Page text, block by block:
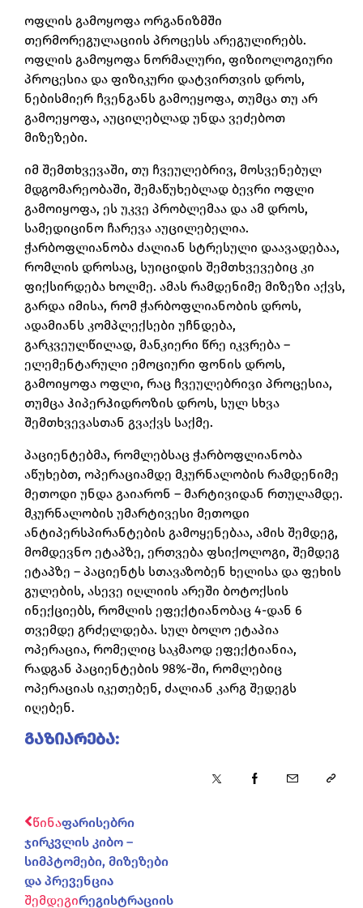
ოფლის გამოყოფა ორგანიზმში
თერმორეგულაციის პროცესს არეგულირებს.
ოფლის გამოყოფა ნორმალური, ფიზიოლოგიური
პროცესია და ფიზიკური დატვირთვის დროს,
ნებისმიერ ჩვენგანს გამოეყოფა, თუმცა თუ არ
გამოეყოფა, აუცილებლად უნდა ვეძებოთ
მიზეზები.
იმ შემთხვევაში, თუ ჩვეულებრივ, მოსვენებულ
მდგომარეობაში, შემაწუხებლად ბევრი ოფლი
გამოიყოფა, ეს უკვე პრობლემაა და ამ დროს,
სამედიცინო ჩარევა აუცილებელია.
ჭარბოფლიანობა ძალიან სტრესული დაავადებაა,
რომლის დროსაც, სუიციდის შემთხვევებიც კი
ფიქსირდება ხოლმე. ამას რამდენიმე მიზეზი აქვს,
გარდა იმისა, რომ ჭარბოფლიანობის დროს,
ადამიანს კომპლექსები უჩნდება,
გარკვეულწილად, მანკიერი წრე იკვრება –
ელემენტარული ემოციური ფონის დროს,
გამოიყოფა ოფლი, რაც ჩვეულებრივი პროცესია,
თუმცა ჰიპერჰიდროზის დროს, სულ სხვა
შემთხვევასთან გვაქვს საქმე.
პაციენტებმა, რომლებსაც ჭარბოფლიანობა
აწუხებთ, ოპერაციამდე მკურნალობის რამდენიმე
მეთოდი უნდა გაიარონ – მარტივიდან რთულამდე.
მკურნალობის უმარტივესი მეთოდი
ანტიპერსპირანტების გამოყენებაა, ამის შემდეგ,
მომდევნო ეტაპზე, ერთვება ფსიქოლოგი, შემდეგ
ეტაპზე – პაციენტს სთავაზობენ ხელისა და ფეხის
გულების, ასევე იღლიის არეში ბოტოქსის
ინექციებს, რომლის ეფექტიანობაც 4-დან 6
თვემდე გრძელდება. სულ ბოლო ეტაპია
ოპერაცია, რომელიც საკმაოდ ეფექტიანია,
რადგან პაციენტების 98%-ში, რომლებიც
ოპერაციას იკეთებენ, ძალიან კარგ შედეგს
იღებენ.
გაზიარება:
წინაფარისებრი
ჯირკვლის კიბო –
სიმპტომები, მიზეზები
და პრევენცია
შემდეგირეგისტრაციის